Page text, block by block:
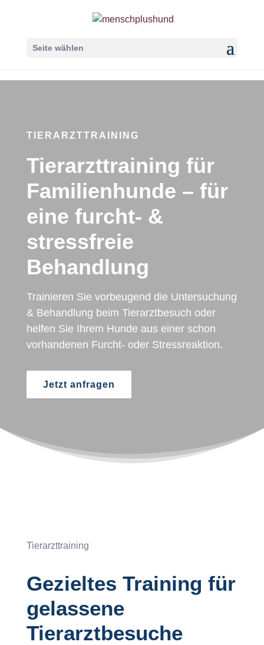
Seite wählen
TIERARZTTRAINING
Tierarzttraining für
Familienhunde – für
eine furcht- &
stressfreie
Behandlung
Trainieren Sie vorbeugend die Untersuchung
& Behandlung beim Tierarztbesuch oder
helfen Sie Ihrem Hunde aus einer schon
vorhandenen Furcht- oder Stressreaktion.
Jetzt anfragen
Tierarzttraining
Gezieltes Training für
gelassene
Tierarztbesuche